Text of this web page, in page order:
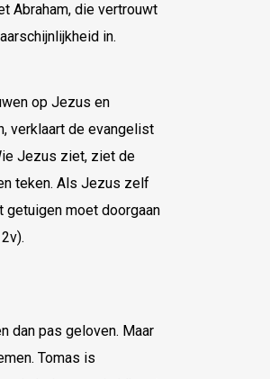
Abraham, die vertrouwt
in.
op Jezus en
verklaart de evangelist
Jezus ziet, ziet de
teken. Als Jezus zelf
moet doorgaan
dan pas geloven. Maar
Tomas is